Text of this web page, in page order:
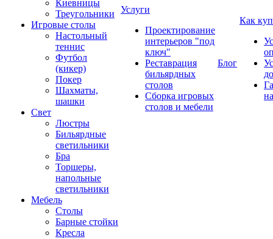
Киевницы
Треугольники
Игровые столы
Настольный
теннис
Футбол
(кикер)
Покер
Шахматы,
шашки
Свет
Люстры
Бильярдные
светильники
Бра
Торшеры,
напольные
светильники
Мебель
Столы
Барные стойки
Кресла
Услуги
Проектирование
интерьеров "под
ключ"
Реставрация
бильярдных
столов
Сборка игровых
столов и мебели
Блог
Как